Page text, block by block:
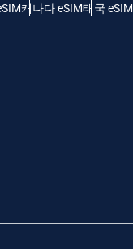
캐나다 eSIM태국 eSIM